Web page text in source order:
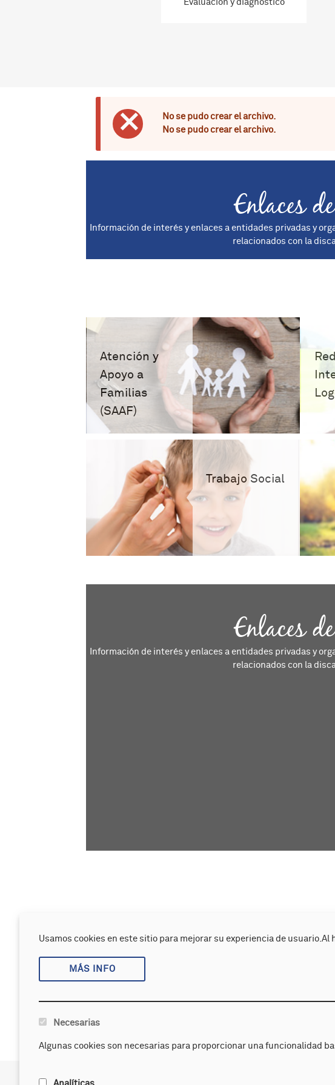
Usamos cookies en este sitio para mejorar su experiencia de
MÁS INFO
Necesarias
Algunas cookies son necesarias para proporcionar una funcionalidad
Mensaje de error
No se pudo crear el archivo.
No se pudo crear el archivo.
Enlaces
Información de interés y enlaces a entidades privadas y
relacionados con la
Atención y
Apoyo a
Familias
(SAAF)
Trabajo Social
Enlaces
Información de interés y enlaces a entidades privadas y
relacionados con la
APANDA (Asociación de Padres y madres de niños y
constituida el 27 de noviembre de 1979 por un grupo de
que, al carecer de una institución a la que poder
principal objetivo unificar los esfuerzos para la defensa
APANDA